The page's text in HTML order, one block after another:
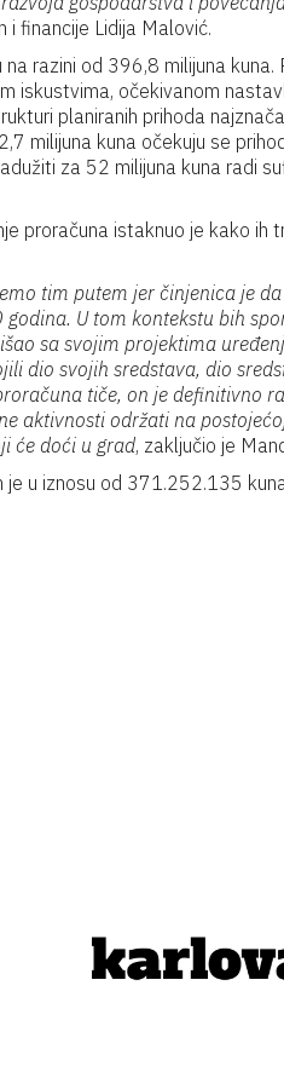
i financije Lidija Malović.
razini od 396,8 milijuna
iskustvima, očekivanom
planiranih prihoda
milijuna kuna očekuju se
za 52 milijuna kuna radi
proračuna istaknuo je kako ih
tim putem jer činjenica je
U tom kontekstu bih
sa svojim projektima
dio svojih sredstava, dio
tiče, on je definitivno
aktivnosti održati na
će doći u grad, zaključio je
u iznosu od 371.252.135